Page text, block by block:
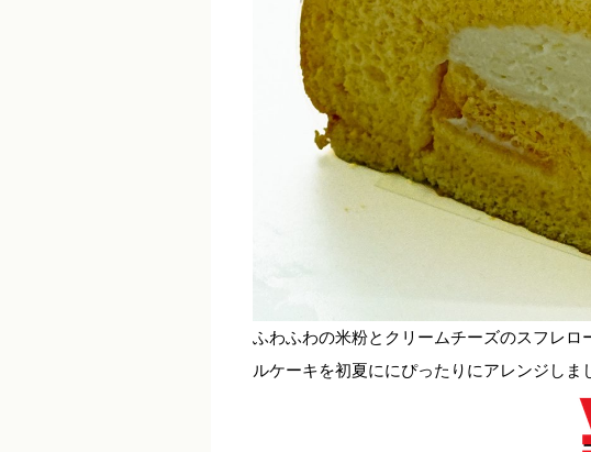
ふわふわの米粉とクリームチーズのスフレ
ルケーキを初夏ににぴったりにアレンジしま